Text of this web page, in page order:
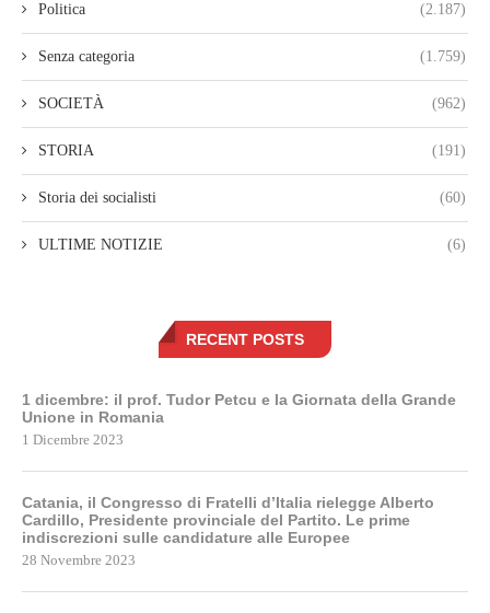
Politica (2.187)
Senza categoria (1.759)
SOCIETÀ (962)
STORIA (191)
Storia dei socialisti (60)
ULTIME NOTIZIE (6)
RECENT POSTS
1 dicembre: il prof. Tudor Petcu e la Giornata della Grande
Unione in Romania
1 Dicembre 2023
Catania, il Congresso di Fratelli d’Italia rielegge Alberto
Cardillo, Presidente provinciale del Partito. Le prime
indiscrezioni sulle candidature alle Europee
28 Novembre 2023